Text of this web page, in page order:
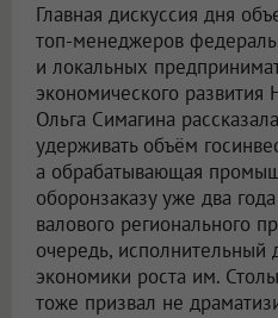
Главная дискуссия дня
топ-менеджеров
и локальных
экономического развития
Ольга Симагина
удерживать объём
а обрабатывающая
оборонзаказу уже два
валового регионального
очередь, исполнительный
экономики роста им.
тоже призвал не